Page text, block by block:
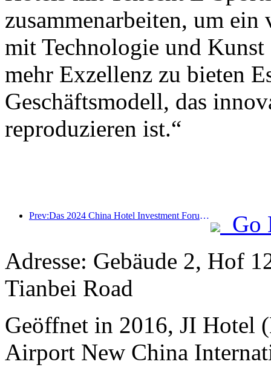
zusammenarbeiten, um
mit Technologie und Kunst
mehr Exzellenz zu bieten
Geschäftsmodell, das
reproduzieren ist.“
Prev:Das 2024 China Hotel Investment Forum wurde erfolgreich in Peking abgehalten
Go
Adresse: Gebäude 2, Hof
Tianbei Road
Geöffnet in 2016, JI Hotel
Airport New China